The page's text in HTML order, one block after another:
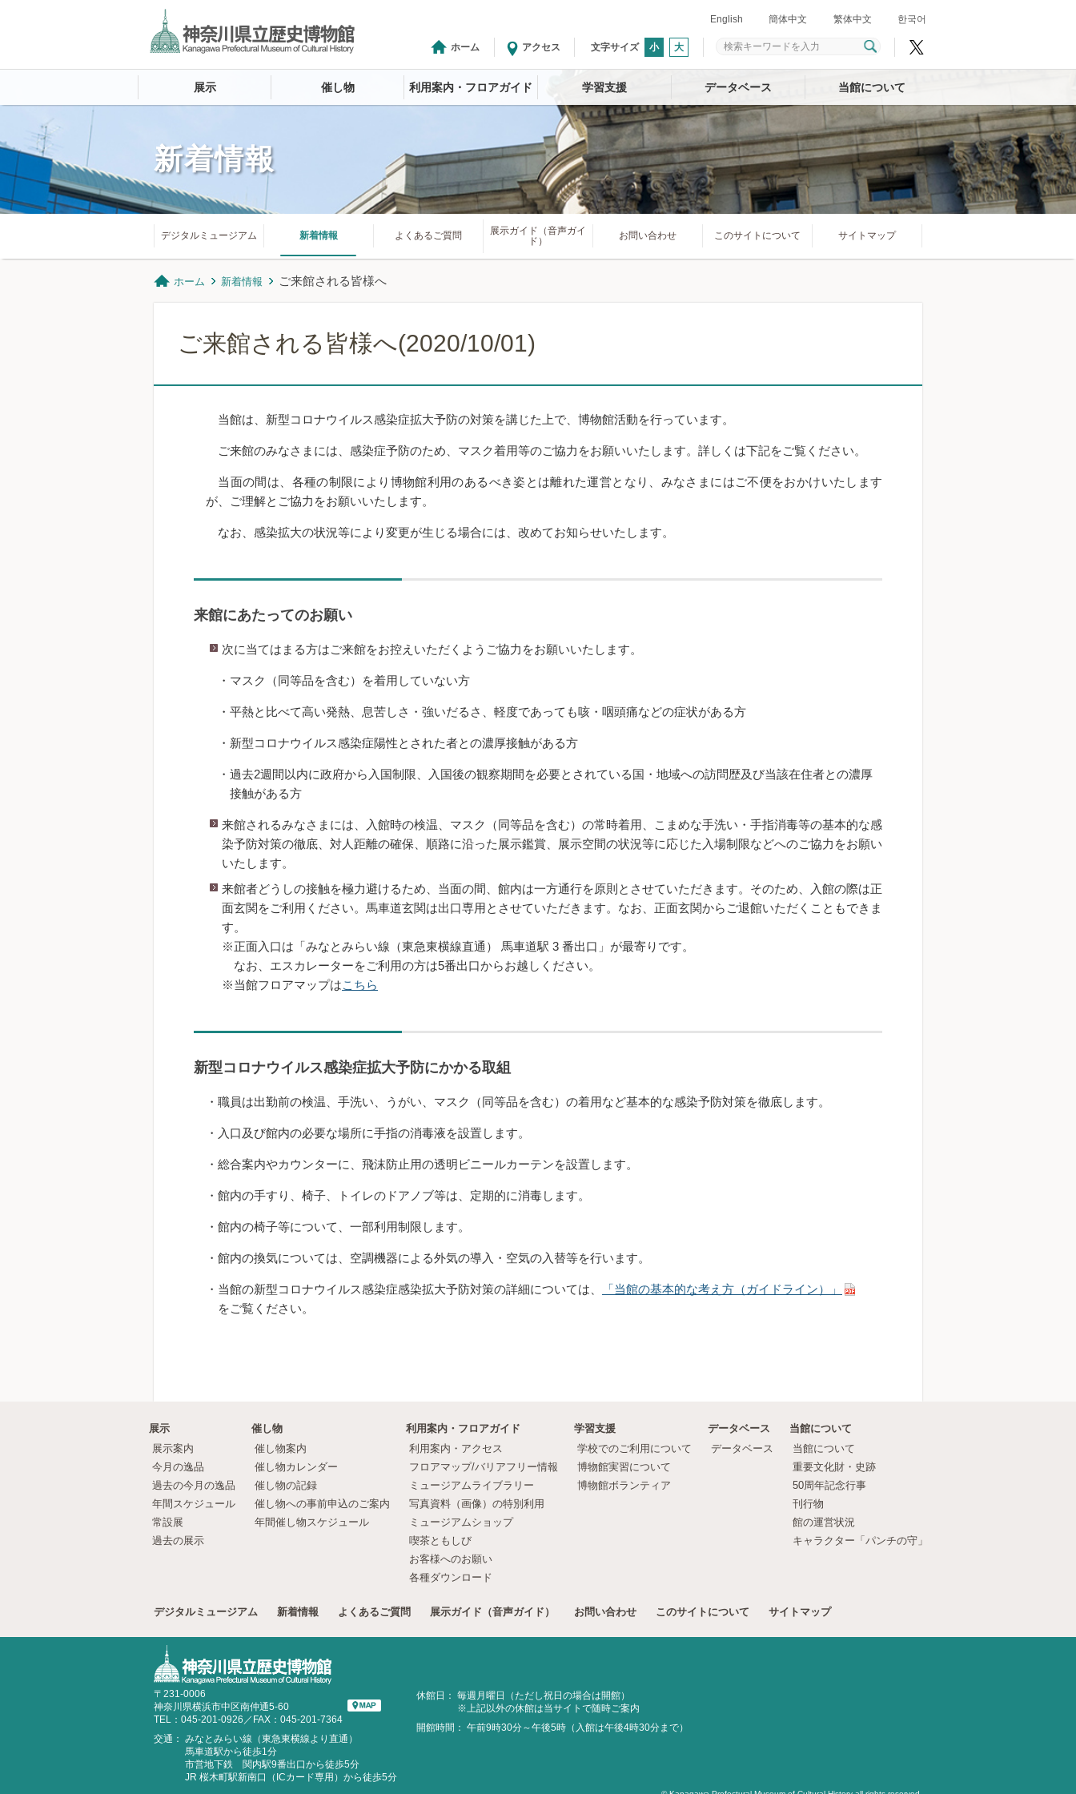
English 簡体中文 繁体中文 한국어
ホーム アクセス 文字サイズ 小 大
展示 催し物 利用案内・フロアガイド 学習支援 データベース 当館について
新着情報
デジタルミュージアム 新着情報 よくあるご質問
展示ガイド（音声ガイ
ド）
お問い合わせ このサイトについて サイトマップ
ホーム 新着情報 ご来館される皆様へ
ご来館される皆様へ(2020/10/01)
当館は、新型コロナウイルス感染症拡大予防の対策を講じた上で、博物館活動を行っています。
ご来館のみなさまには、感染症予防のため、マスク着用等のご協力をお願いいたします。詳しくは下記をご覧ください。
当面の間は、各種の制限により博物館利用のあるべき姿とは離れた運営となり、みなさまにはご不便をおかけいたします
が、ご理解とご協力をお願いいたします。
なお、感染拡大の状況等により変更が生じる場合には、改めてお知らせいたします。
来館にあたってのお願い
次に当てはまる方はご来館をお控えいただくようご協力をお願いいたします。
・マスク（同等品を含む）を着用していない方
・平熱と比べて高い発熱、息苦しさ・強いだるさ、軽度であっても咳・咽頭痛などの症状がある方
・新型コロナウイルス感染症陽性とされた者との濃厚接触がある方
・過去2週間以内に政府から入国制限、入国後の観察期間を必要とされている国・地域への訪問歴及び当該在住者との濃厚
接触がある方
来館されるみなさまには、入館時の検温、マスク（同等品を含む）の常時着用、こまめな手洗い・手指消毒等の基本的な感
染予防対策の徹底、対人距離の確保、順路に沿った展示鑑賞、展示空間の状況等に応じた入場制限などへのご協力をお願い
いたします。
来館者どうしの接触を極力避けるため、当面の間、館内は一方通行を原則とさせていただきます。そのため、入館の際は正
面玄関をご利用ください。馬車道玄関は出口専用とさせていただきます。なお、正面玄関からご退館いただくこともできま
す。
※正面入口は「みなとみらい線（東急東横線直通） 馬車道駅 3 番出口」が最寄りです。
なお、エスカレーターをご利用の方は5番出口からお越しください。
※当館フロアマップはこちら
新型コロナウイルス感染症拡大予防にかかる取組
・職員は出勤前の検温、手洗い、うがい、マスク（同等品を含む）の着用など基本的な感染予防対策を徹底します。
・入口及び館内の必要な場所に手指の消毒液を設置します。
・総合案内やカウンターに、飛沫防止用の透明ビニールカーテンを設置します。
・館内の手すり、椅子、トイレのドアノブ等は、定期的に消毒します。
・館内の椅子等について、一部利用制限します。
・館内の換気については、空調機器による外気の導入・空気の入替等を行います。
・当館の新型コロナウイルス感染症感染拡大予防対策の詳細については、
「当館の基本的な考え方（ガイドライン）」
をご覧ください。
展示
展示案内
今月の逸品
過去の今月の逸品
年間スケジュール
常設展
過去の展示
催し物
催し物案内
催し物カレンダー
催し物の記録
催し物への事前申込のご案内
年間催し物スケジュール
利用案内・フロアガイド
利用案内・アクセス
フロアマップ/バリアフリー情報
ミュージアムライブラリー
写真資料（画像）の特別利用
ミュージアムショップ
喫茶ともしび
お客様へのお願い
各種ダウンロード
学習支援
学校でのご利用について
博物館実習について
博物館ボランティア
データベース
データベース
当館について
当館について
重要文化財・史跡
50周年記念行事
刊行物
館の運営状況
キャラクター「パンチの守」
デジタルミュージアム 新着情報 よくあるご質問 展示ガイド（音声ガイド） お問い合わせ このサイトについて サイトマップ
〒231-0006
神奈川県横浜市中区南仲通5-60
TEL：045-201-0926／FAX：045-201-7364
交通： みなとみらい線（東急東横線より直通）
馬車道駅から徒歩1分
市営地下鉄 関内駅9番出口から徒歩5分
JR 桜木町駅新南口（ICカード専用）から徒歩5分
休館日： 毎週月曜日（ただし祝日の場合は開館）
※上記以外の休館は当サイトで随時ご案内
開館時間： 午前9時30分～午後5時（入館は午後4時30分まで）